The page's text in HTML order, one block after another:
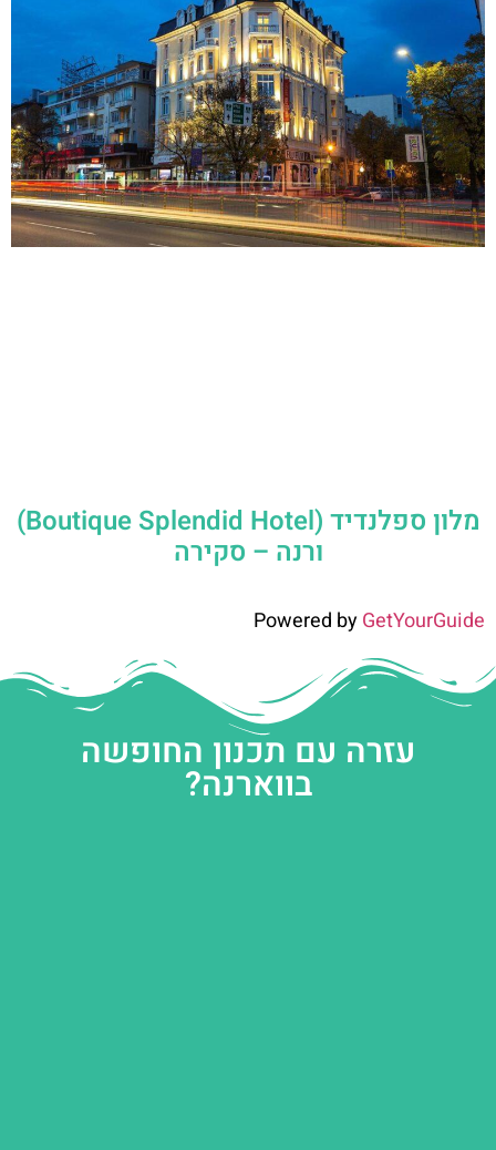
מלון ספלנדיד (Boutique Splendid Hotel)
ורנה – סקירה
Powered byGetYourGuide
עזרה עם תכנון החופשה
בווארנה?